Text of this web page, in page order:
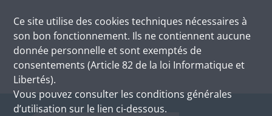
Ce site utilise des cookies techniques nécessaires à
son bon fonctionnement. Ils ne contiennent aucune
donnée personnelle et sont exemptés de
consentements (Article 82 de la loi Informatique et
Libertés).
Vous pouvez consulter les conditions générales
d’utilisation sur le lien ci-dessous.